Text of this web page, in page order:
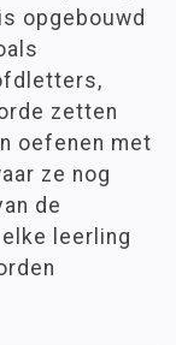
opgebouwd
zetten
oefenen met
ze nog
de
leerling